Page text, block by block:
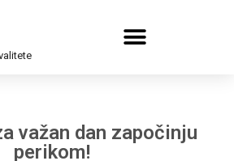
važan dan započinju
perikom!